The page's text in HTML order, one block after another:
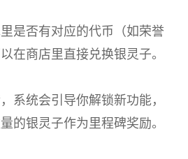
是否有对应的代币（如荣誉
在商店里直接兑换银灵子。
系统会引导你解锁新功能，
的银灵子作为里程碑奖励。